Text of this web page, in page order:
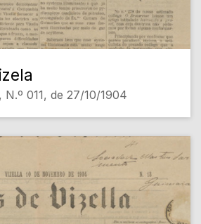
N.º 011, de 27/10/1904